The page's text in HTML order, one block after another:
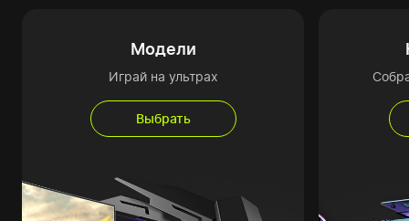
Модели
Играй на ультрах
Выбрать